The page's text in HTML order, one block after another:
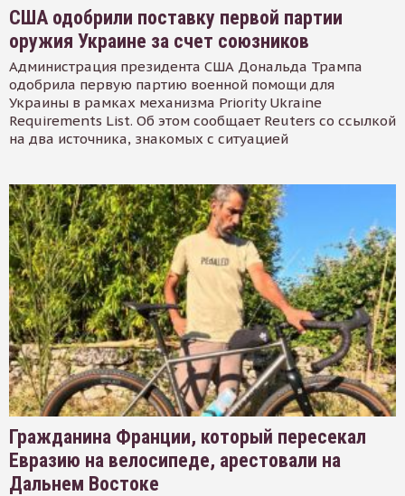
США одобрили поставку первой партии
оружия Украине за счет союзников
Администрация президента США Дональда Трампа
одобрила первую партию военной помощи для
Украины в рамках механизма Priority Ukraine
Requirements List. Об этом сообщает Reuters со ссылкой
на два источника, знакомых с ситуацией
Гражданина Франции, который пересекал
Евразию на велосипеде, арестовали на
Дальнем Востоке